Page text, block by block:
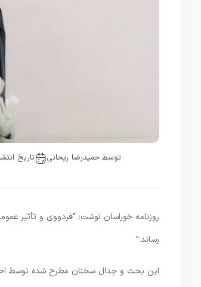
توسط:حمیدرضا ریحانی تاریخ
روزنامه خوراسان نوشت: “فردووی و تأثیر
رساند.”